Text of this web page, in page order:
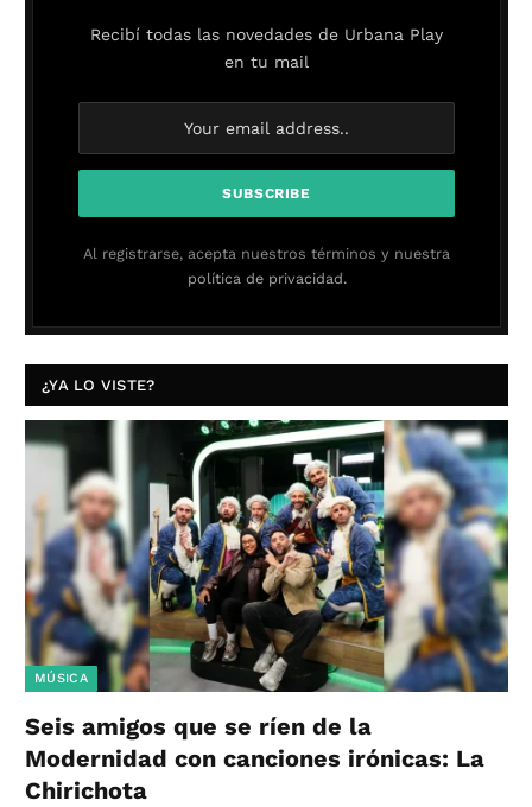
Recibí todas las novedades de Urbana Play
en tu mail
Al registrarse, acepta nuestros términos y nuestra
política de privacidad.
¿YA LO VISTE?
MÚSICA
Seis amigos que se ríen de la
Modernidad con canciones irónicas: La
Chirichota